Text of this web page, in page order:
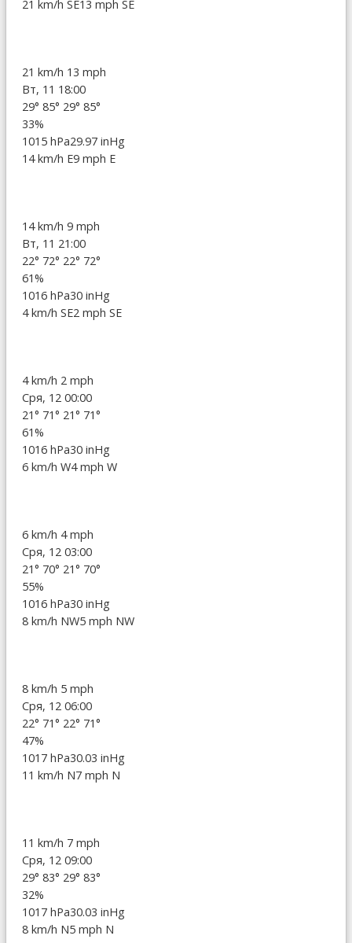
21 km/h SE13 mph SE
21 km/h 13 mph
Вт, 11 18:00
29° 85° 29° 85°
33%
1015 hPa29.97 inHg
14 km/h E9 mph E
14 km/h 9 mph
Вт, 11 21:00
22° 72° 22° 72°
61%
1016 hPa30 inHg
4 km/h SE2 mph SE
4 km/h 2 mph
Сря, 12 00:00
21° 71° 21° 71°
61%
1016 hPa30 inHg
6 km/h W4 mph W
6 km/h 4 mph
Сря, 12 03:00
21° 70° 21° 70°
55%
1016 hPa30 inHg
8 km/h NW5 mph NW
8 km/h 5 mph
Сря, 12 06:00
22° 71° 22° 71°
47%
1017 hPa30.03 inHg
11 km/h N7 mph N
11 km/h 7 mph
Сря, 12 09:00
29° 83° 29° 83°
32%
1017 hPa30.03 inHg
8 km/h N5 mph N